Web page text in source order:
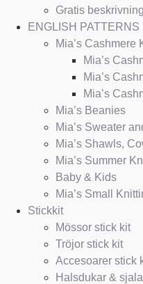
Gratis
ENGLISH PATTERNS
Mia’s Cashmere
Mia’s
Mia’s
Mia’s
Mia’s Beanies
Mia’s Sweater
Mia’s Shawls,
Mia’s Summer
Baby & Kids
Mia’s Small
Stickkit
Mössor stick kit
Tröjor stick kit
Accesoarer stick
Halsdukar &